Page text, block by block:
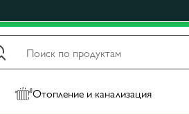
Отопление и канализация